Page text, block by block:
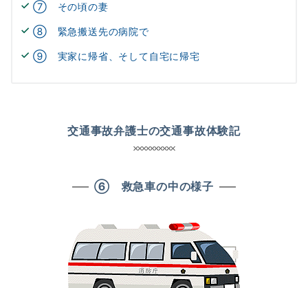
⑦ その頃の妻
⑧ 緊急搬送先の病院で
⑨ 実家に帰省、そして自宅に帰宅
交通事故弁護士の交通事故体験記
⑥ 救急車の中の様子